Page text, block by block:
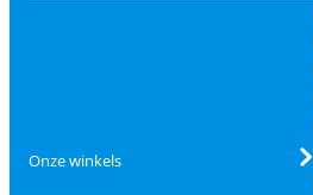
Onze winkels